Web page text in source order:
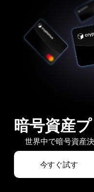
暗号資産
世界中で暗号資産
今すぐ試す